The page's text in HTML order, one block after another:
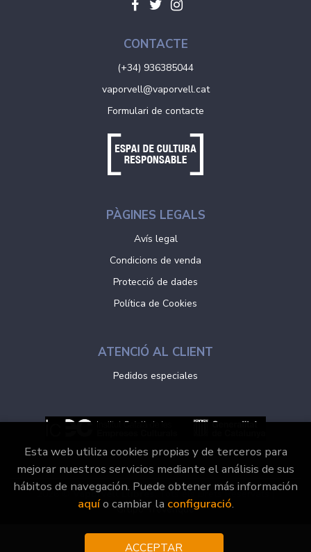
CONTACTE
(+34) 936385044
vaporvell@vaporvell.cat
Formulari de contacte
PÀGINES LEGALS
Avís legal
Condicions de venda
Protecció de dades
Política de Cookies
ATENCIÓ AL CLIENT
Pedidos especiales
2026 © Vaporvell Llibres. Tots els Drets Reservats |
Grupo Trevenque
Esta web utiliza cookies propias y de terceros para
mejorar nuestros servicios mediante el análisis de sus
hábitos de navegación. Puede obtener más información
aquío cambiar la configuració.
ACCEPTAR